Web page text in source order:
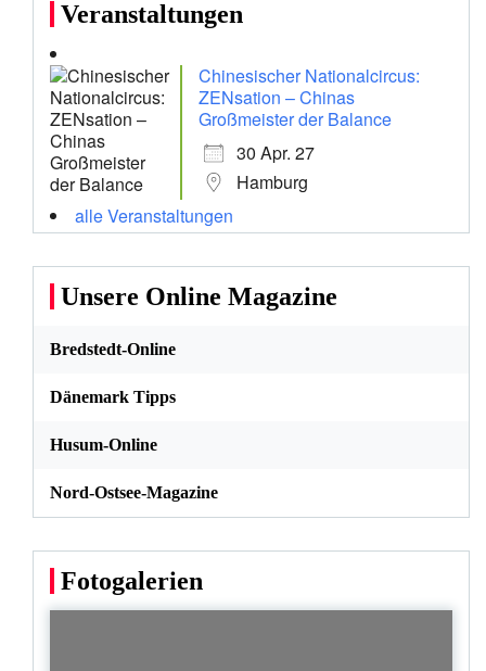
Veranstaltungen
Chinesischer Nationalcircus:
ZENsation – Chinas
Großmeister der Balance
30 Apr. 27
Hamburg
alle Veranstaltungen
Unsere Online Magazine
Bredstedt-Online
Dänemark Tipps
Husum-Online
Nord-Ostsee-Magazine
Fotogalerien